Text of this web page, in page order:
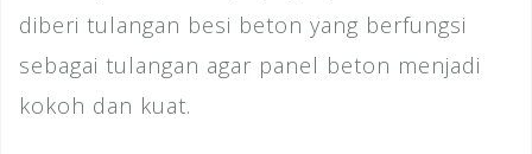
diberi tulangan besi beton yang berfungsi
sebagai tulangan agar panel beton menjadi
kokoh dan kuat.